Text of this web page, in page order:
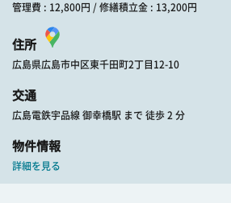
管理費 : 12,800円 / 修繕積立金 : 13,200円
住所
広島県広島市中区東千田町2丁目12-10
交通
広島電鉄宇品線 御幸橋駅 まで 徒歩 2 分
物件情報
詳細を見る